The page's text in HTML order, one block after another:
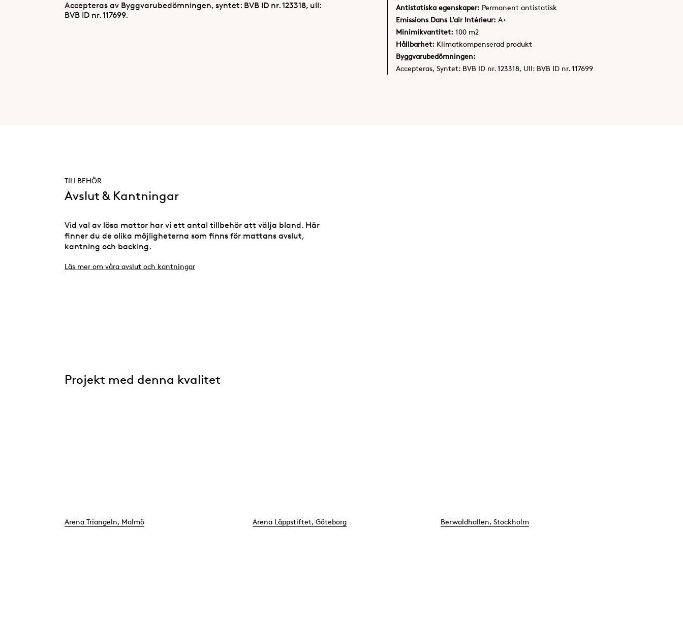
Accepteras av Byggvarubedömningen, syntet: BVB ID nr. 123318, ull:
BVB ID nr. 117699.
Antistatiska egenskaper: Permanent antistatisk
Emissions Dans L’air Intérieur: A+
Minimikvantitet: 100 m2
Hållbarhet: Klimatkompenserad produkt
Byggvarubedömningen:
Accepteras, Syntet: BVB ID nr. 123318, Ull: BVB ID nr. 117699
TILLBEHÖR
Avslut & Kantningar
Vid val av lösa mattor har vi ett antal tillbehör att välja bland. Här
finner du de olika möjligheterna som finns för mattans avslut,
kantning och backing.
Läs mer om våra avslut och kantningar
Projekt med denna kvalitet
Arena Triangeln, Malmö Arena Läppstiftet, Göteborg Berwaldhallen, Stockholm